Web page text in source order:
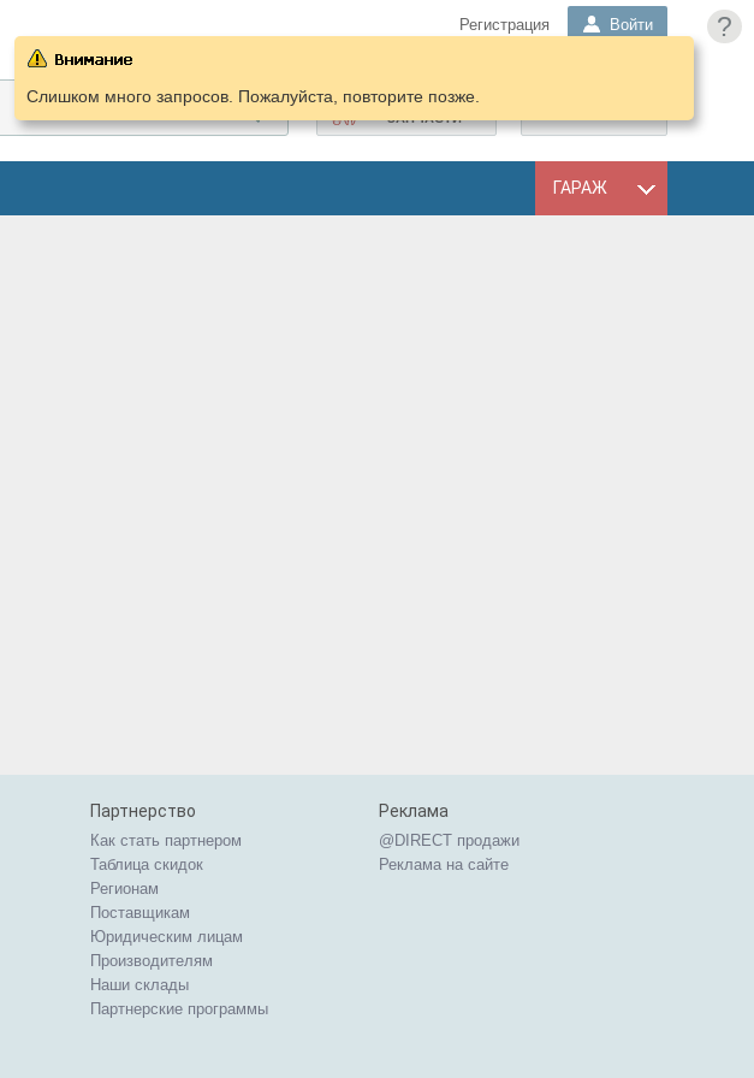
?
Регистрация Войти
ПОДОБРАТЬ
ЗАПЧАСТИ
ГАРАЖ
Слишком много запросов. Пожалуйста, повторите позже.
Партнерство
Как стать партнером
Таблица скидок
Регионам
Поставщикам
Юридическим лицам
Производителям
Наши склады
Партнерские программы
Реклама
@DIRECT продажи
Реклама на сайте